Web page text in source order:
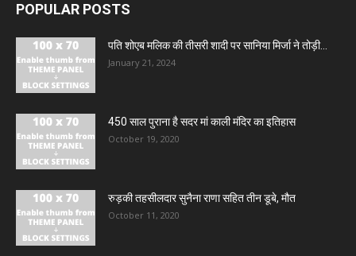
POPULAR POSTS
पति शोएब मलिक की तीसरी शादी पर सानिया मिर्जा ने तोड़ी...
January 21, 2024
450 साल पुराना है सदर मां काली मंदिर का इतिहास
October 19, 2020
रुड़की तहसीलदार सुनैना राणा सहित तीन डूबे, मौत
October 11, 2020